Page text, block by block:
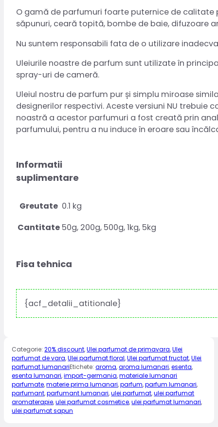
O gamă de parfumuri foarte puternice de calitate
săpunuri, ceară topită, bombe de baie, difuzoare
Nu suntem responsabili fata de o utilizare
Uleiurile noastre de parfum sunt utilizate în
spray-uri de cameră.
Uleiul nostru de parfum pur și simplu miroase
designerilor respectivi. Aceste versiuni NU
noastră a acestor parfumuri a fost creată prin
parfumului, pentru a nu induce în eroare sau
Informatii
suplimentare
Greutate 0.1 kg
Cantitate 50g, 200g, 500g, 1kg, 5kg
Fisa tehnica
{acf_detalii_atitionale}
Categorie:20% discount,Ulei parfumat de primavara,Ulei
parfumat de vara,Ulei parfumat floral,Ulei parfumat fructat,Ulei
parfumat lumanariEtichete:aroma,aroma lumanari,esenta,
esenta lumanari,import-germania,materiale lumanari
parfumate,materie prima lumanari,parfum,parfum lumanari,
parfumant,parfumant lumanari,ulei parfumat,ulei parfumat
aromaterapie,ulei parfumat cosmetice,ulei parfumat lumanari,
ulei parfumat sapun